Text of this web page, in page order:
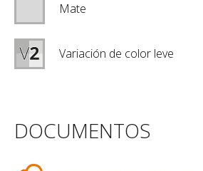
Mate
Variación de color leve
DOCUMENTOS